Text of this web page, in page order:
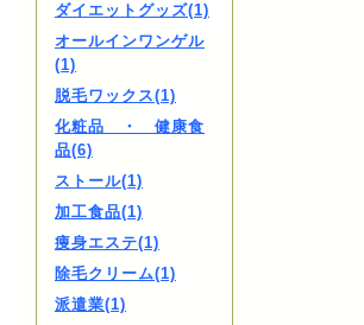
ダイエットグッズ(1)
オールインワンゲル
(1)
脱毛ワックス(1)
化粧品 ・ 健康食
品(6)
ストール(1)
加工食品(1)
痩身エステ(1)
除毛クリーム(1)
派遣業(1)